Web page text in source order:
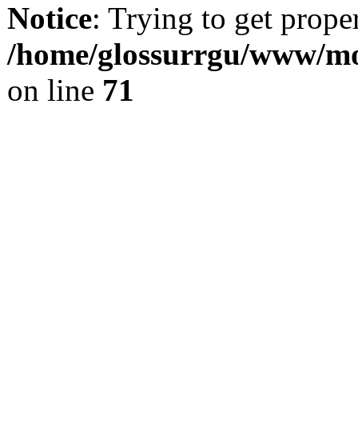
Notice: Trying to get
/home/glossurrgu/www/
on line 71